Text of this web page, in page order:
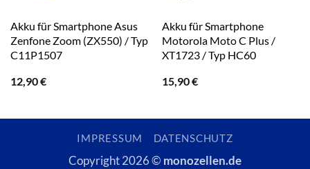
Akku für Smartphone Asus
Zenfone Zoom (ZX550) / Typ
C11P1507
12,90€
Akku für Smartphone
Motorola Moto C Plus /
XT1723 / Typ HC60
15,90€
IMPRESSUM DATENSCHUTZ
Copyright 2026 © monozellen.de